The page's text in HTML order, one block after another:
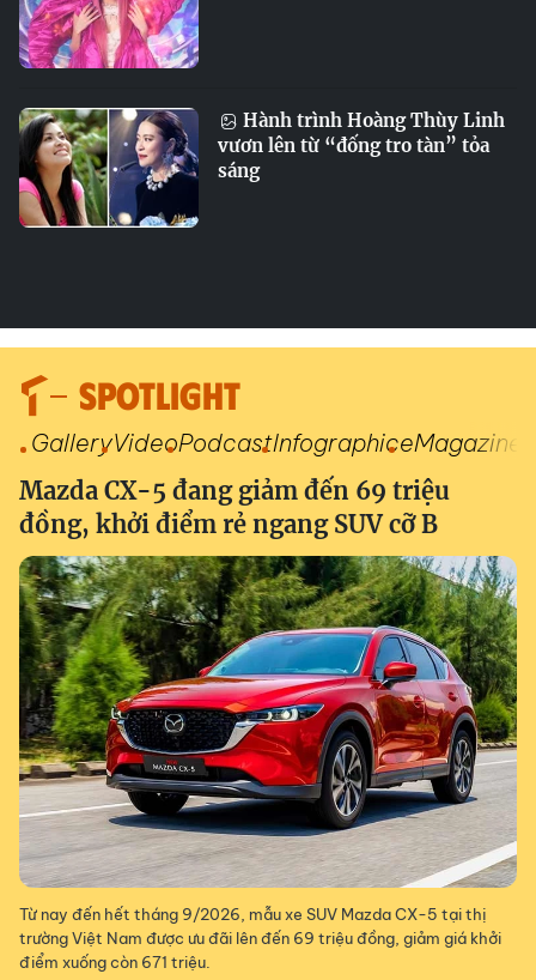
Hành trình Hoàng Thùy Linh
vươn lên từ “đống tro tàn” tỏa
sáng
SPOTLIGHT
GalleryVideoPodcastInfographiceMagazine
Mazda CX-5 đang giảm đến 69 triệu
đồng, khởi điểm rẻ ngang SUV cỡ B
Từ nay đến hết tháng 9/2026, mẫu xe SUV Mazda CX-5 tại thị
trường Việt Nam được ưu đãi lên đến 69 triệu đồng, giảm giá khởi
điểm xuống còn 671 triệu.